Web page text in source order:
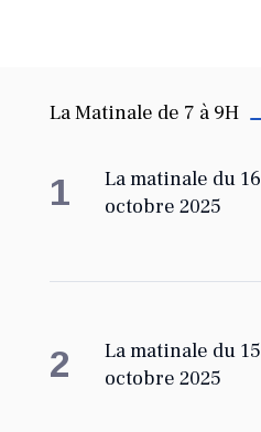
La Matinale de 7 à 9H
1
La matinale du 16
octobre 2025
2
La matinale du 15
octobre 2025